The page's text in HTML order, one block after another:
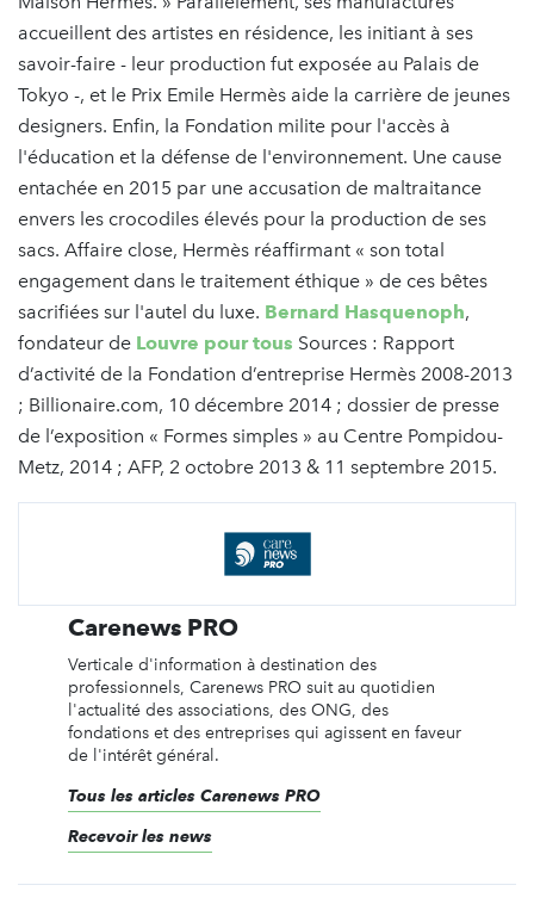
accueillent des artistes en résidence, les initiant à ses
savoir-faire - leur production fut exposée au Palais de
Tokyo -, et le Prix Emile Hermès aide la carrière de jeunes
designers. Enfin, la Fondation milite pour l'accès à
l'éducation et la défense de l'environnement. Une cause
entachée en 2015 par une accusation de maltraitance
envers les crocodiles élevés pour la production de ses
sacs. Affaire close, Hermès réaffirmant « son total
engagement dans le traitement éthique » de ces bêtes
sacrifiées sur l'autel du luxe. Bernard Hasquenoph,
fondateur de Louvre pour tous Sources : Rapport
d’activité de la Fondation d’entreprise Hermès 2008-2013
; Billionaire.com, 10 décembre 2014 ; dossier de presse
de l’exposition « Formes simples » au Centre Pompidou-
Metz, 2014 ; AFP, 2 octobre 2013 & 11 septembre 2015.
Carenews PRO
Verticale d'information à destination des
professionnels, Carenews PRO suit au quotidien
l'actualité des associations, des ONG, des
fondations et des entreprises qui agissent en faveur
de l'intérêt général.
Tous les articles Carenews PRO
Recevoir les news